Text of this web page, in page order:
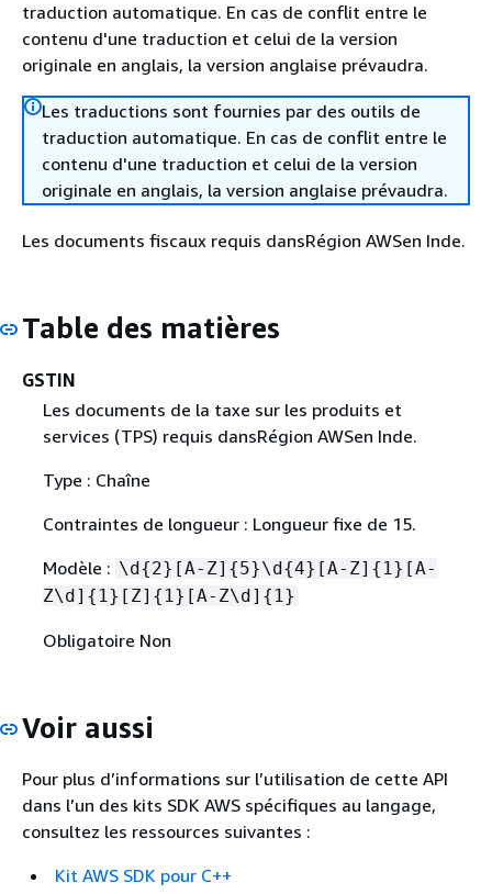
traduction automatique. En cas de conflit entre le
contenu d'une traduction et celui de la version
originale en anglais, la version anglaise prévaudra.
Les traductions sont fournies par des outils de
traduction automatique. En cas de conflit entre le
contenu d'une traduction et celui de la version
originale en anglais, la version anglaise prévaudra.
Les documents fiscaux requis dansRégion AWSen Inde.
Table des matières
GSTIN
Les documents de la taxe sur les produits et
services (TPS) requis dansRégion AWSen Inde.
Type : Chaîne
Contraintes de longueur : Longueur fixe de 15.
Modèle : \d{2}[A-Z] {5}\d{4}[A-Z] { 1}[A-
Z\d] { 1}[Z] { 1}[A-Z\d] { 1}
Obligatoire Non
Voir aussi
Pour plus d’informations sur l’utilisation de cette API
dans l’un des kits SDK AWS spécifiques au langage,
consultez les ressources suivantes :
Kit AWS SDK pour C++